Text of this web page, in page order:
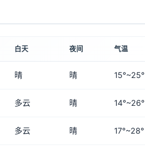
白天 夜间 气温
晴 晴 15°~25°
多云 晴 14°~26°
多云 晴 17°~28°